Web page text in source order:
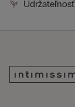
Udržateľnosť